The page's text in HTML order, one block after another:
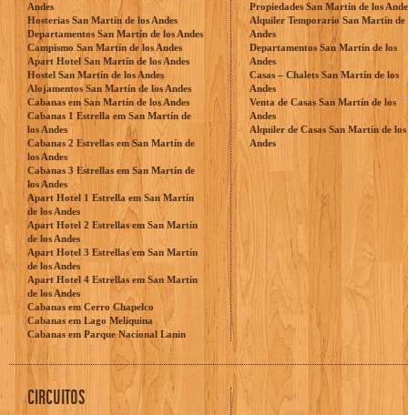
Andes
Hosterias San Martín de los Andes
Departamentos San Martín de los Andes
Campismo San Martín de los Andes
Apart Hotel San Martín de los Andes
Hostel San Martín de los Andes
Alojamentos San Martín de los Andes
Cabanas em San Martín de los Andes
Cabanas 1 Estrella em San Martín de
los Andes
Cabanas 2 Estrellas em San Martín de
los Andes
Cabanas 3 Estrellas em San Martín de
los Andes
Apart Hotel 1 Estrella em San Martín
de los Andes
Apart Hotel 2 Estrellas em San Martín
de los Andes
Apart Hotel 3 Estrellas em San Martín
de los Andes
Apart Hotel 4 Estrellas em San Martín
de los Andes
Cabanas em Cerro Chapelco
Cabanas em Lago Meliquina
Cabanas em Parque Nacional Lanin
Propiedades San Martín de los
Alquiler Temporario San Martín de
Andes
Departamentos San Martín de los
Andes
Casas – Chalets San Martín de los
Andes
Venta de Casas San Martín de los
Andes
Alquiler de Casas San Martín de los
Andes
CIRCUITOS